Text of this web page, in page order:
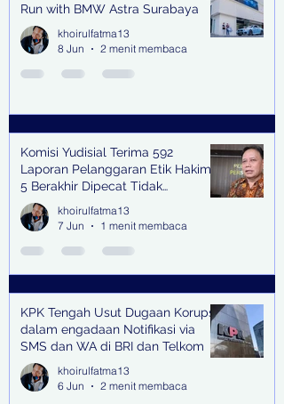
Run with BMW Astra Surabaya
khoirulfatma13
8 Jun
2 menit membaca
Komisi Yudisial Terima 592
Laporan Pelanggaran Etik Hakim,
5 Berakhir Dipecat Tidak
Terhormat
khoirulfatma13
7 Jun
1 menit membaca
KPK Tengah Usut Dugaan Korupsi
dalam engadaan Notifikasi via
SMS dan WA di BRI dan Telkom
khoirulfatma13
6 Jun
2 menit membaca